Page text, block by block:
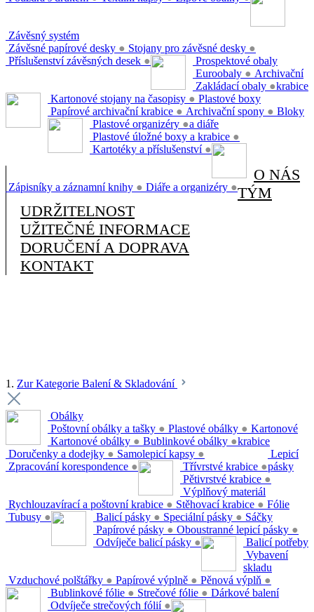
Závěsný systém
Závěsné papírové desky ● Stojany pro závěsné desky ●
Příslušenství závěsných desek ●
Prospektové obaly
Euroobaly ●
Zakládací obaly ●
Archivační
krabice
Kartonové stojany na časopisy ●
Papírové archivační krabice ● Archivační spony ●
Plastové boxy
Plastové organizéry ●
Plastové úložné boxy a krabice ●
Kartotéky a příslušenství ●
Bloky
a diáře
Zápisníky a záznamní knihy ● Diáře a organizéry ●
O NÁS
TÝM
UDRŽITELNOST
UŽITEČNÉ INFORMACE
DORUČENÍ A DOPRAVA
KONTAKT
1. Zur Kategorie Balení & Skladování
Obálky
Poštovní obálky a tašky ● Plastové obálky ●
Kartonové obálky ● Bublinkové obálky ●
Doručenky a dodejky ● Samolepicí kapsy ●
Zpracování korespondence ●
Kartonové
krabice
Třívrstvé krabice ●
Pětivrstvé krabice ●
Rychlouzavírací a poštovní krabice ● Stěhovací krabice ●
Tubusy ●
Lepicí
pásky
Balicí pásky ● Speciální pásky ●
Papírové pásky ● Oboustranné lepicí pásky ●
Odvíječe balicí pásky ●
Výplňový materiál
Vzduchové polštářky ● Papírové výplně ● Pěnová výplň ●
Fólie
Bublinkové fólie ● Strečové fólie ●
Odvíječe strečových fólií ●
Sáčky
Balicí potřeby
Vybavení
skladu
Dárkové balení